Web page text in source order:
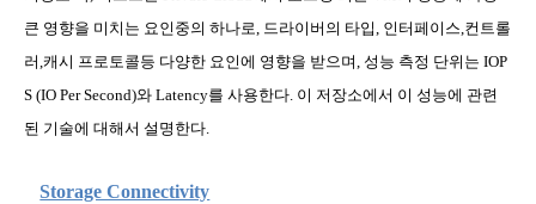
큰 영향을 미치는 요인중의 하나로
드라이버의 타입 인터페이스 컨트롤
러 캐시 프로토콜등 다양한 요인에 영향을 받으며 성능 측정 단위는 IOP
S (IO Per Second)와 Latency를 사용한다 이 저장소에서 이 성능에 관련
된 기술에 대해서 설명한다
Storage Connectivity